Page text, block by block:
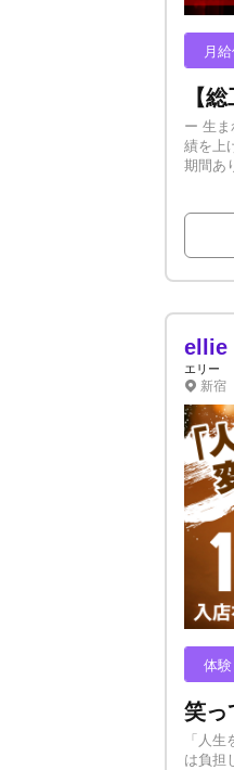
月
ー 生
績を上
期間あ
開催
ーー
売れて
ス★初
ellie
エリー
新宿
体
「人
は負担